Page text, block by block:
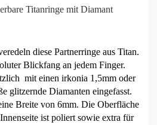
Titanringe mit Diamant
diese Partnerringe aus Titan.
Blickfang an jedem Finger.
mit einen irkonia 1,5mm oder
glitzernde Diamanten eingefasst.
Breite von 6mm. Die Oberfläche
ist poliert sowie extra für